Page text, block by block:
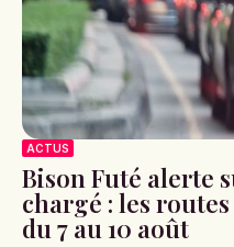
ACTUS
Bison Futé alerte
chargé : les
du 7 au 10 août